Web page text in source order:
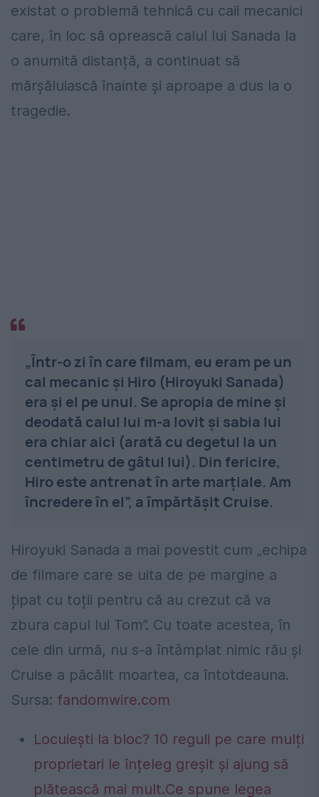
existat o problemă tehnică cu caii mecanici
care, în loc să oprească calul lui Sanada la
o anumită distanță, a continuat să
mărșăluiască înainte și aproape a dus la o
tragedie.
„Într-o zi în care filmam, eu eram pe un
cal mecanic și Hiro (Hiroyuki Sanada)
era și el pe unul. Se apropia de mine și
deodată calul lui m-a lovit și sabia lui
era chiar aici (arată cu degetul la un
centimetru de gâtul lui). Din fericire,
Hiro este antrenat în arte marțiale. Am
încredere în el”, a împărtășit Cruise.
Hiroyuki Sanada a mai povestit cum „echipa
de filmare care se uita de pe margine a
țipat cu toții pentru că au crezut că va
zbura capul lui Tom”. Cu toate acestea, în
cele din urmă, nu s-a întâmplat nimic rău și
Cruise a păcălit moartea, ca întotdeauna.
Sursa: fandomwire.com
Locuiești la bloc? 10 reguli pe care mulți
proprietari le înțeleg greșit și ajung să
plătească mai mult.Ce spune legea